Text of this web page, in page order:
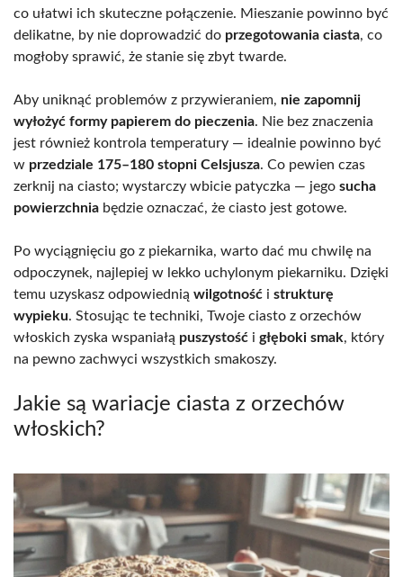
co ułatwi ich skuteczne połączenie. Mieszanie powinno być
delikatne, by nie doprowadzić do przegotowania ciasta, co
mogłoby sprawić, że stanie się zbyt twarde.
Aby uniknąć problemów z przywieraniem, nie zapomnij
wyłożyć formy papierem do pieczenia. Nie bez znaczenia
jest również kontrola temperatury — idealnie powinno być
w przedziale 175–180 stopni Celsjusza. Co pewien czas
zerknij na ciasto; wystarczy wbicie patyczka — jego sucha
powierzchnia będzie oznaczać, że ciasto jest gotowe.
Po wyciągnięciu go z piekarnika, warto dać mu chwilę na
odpoczynek, najlepiej w lekko uchylonym piekarniku. Dzięki
temu uzyskasz odpowiednią wilgotność i strukturę
wypieku. Stosując te techniki, Twoje ciasto z orzechów
włoskich zyska wspaniałą puszystość i głęboki smak, który
na pewno zachwyci wszystkich smakoszy.
Jakie są wariacje ciasta z orzechów
włoskich?